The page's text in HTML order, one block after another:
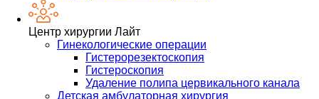
Центр хирургии Лайт
Гинекологические операции
Гистерорезектоскопия
Гистероскопия
Удаление полипа цервикального канала
Детская амбулаторная хирургия